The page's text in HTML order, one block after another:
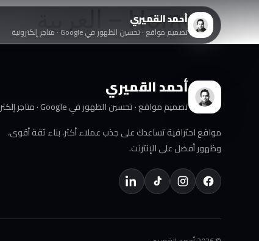
أحمد القميري
تصميم مواقع · تحسين الظهور في Google · متاجر إلكترونية
Home – العربية
أحمد القميري
تصميم مواقع · تحسين الظهور في Google · متاجر إلكترونية
مواقع احترافية تساعدك على جذب عملاء أكثر، بناء ثقة أقوى،
وظهور أفضل على الإنترنت.